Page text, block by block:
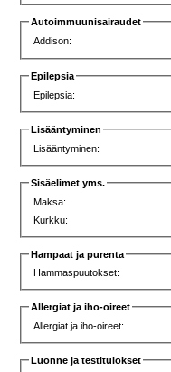
Autoimmuunisairaudet
Addison:
Epilepsia
Epilepsia:
Lisääntyminen
Lisääntyminen:
Sisäelimet yms.
Maksa:
Kurkku:
Hampaat ja purenta
Hammaspuutokset:
Allergiat ja iho-oireet
Allergiat ja iho-oireet:
Luonne ja testitulokset